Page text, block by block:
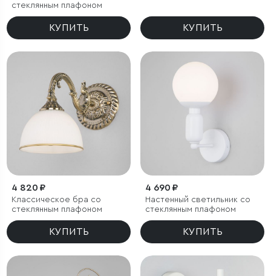
стеклянным плафоном
КУПИТЬ КУПИТЬ
4 820 ₽
Классическое бра со
стеклянным плафоном
КУПИТЬ
4 690 ₽
Настенный светильник со
стеклянным плафоном
КУПИТЬ